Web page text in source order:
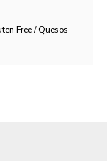
Free / Quesos